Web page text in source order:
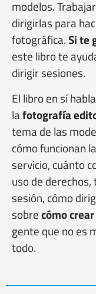
modelos.
dirigirlas para
fotográfica.Si te
este libro te
dirigir sesiones.
El libro en sí
lafotografía
tema de las
cómo funcionan
servicio, cuánto
uso de
sesión, cómo
sobrecómo
gente que no es
todo.